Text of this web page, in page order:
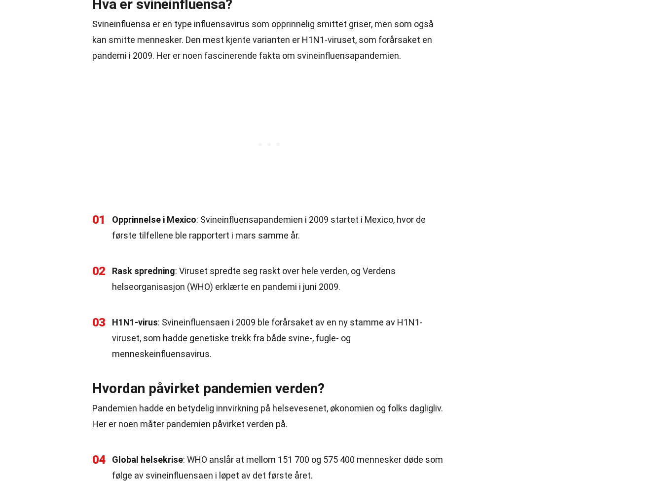
Hva er svineinfluensa?
Svineinfluensa er en type influensavirus som opprinnelig smittet griser, men som også
kan smitte mennesker. Den mest kjente varianten er H1N1-viruset, som forårsaket en
pandemi i 2009. Her er noen fascinerende fakta om svineinfluensapandemien.
01 Opprinnelse i Mexico: Svineinfluensapandemien i 2009 startet i Mexico, hvor de
første tilfellene ble rapportert i mars samme år.
02 Rask spredning: Viruset spredte seg raskt over hele verden, og Verdens
helseorganisasjon (WHO) erklærte en pandemi i juni 2009.
03 H1N1-virus: Svineinfluensaen i 2009 ble forårsaket av en ny stamme av H1N1-
viruset, som hadde genetiske trekk fra både svine-, fugle- og
menneskeinfluensavirus.
Hvordan påvirket pandemien verden?
Pandemien hadde en betydelig innvirkning på helsevesenet, økonomien og folks dagligliv.
Her er noen måter pandemien påvirket verden på.
04 Global helsekrise: WHO anslår at mellom 151 700 og 575 400 mennesker døde som
følge av svineinfluensaen i løpet av det første året.